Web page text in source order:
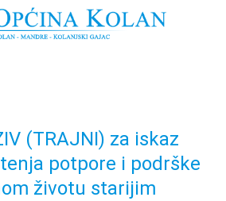
(TRAJNI) za iskaz
potpore i podrške
životu starijim